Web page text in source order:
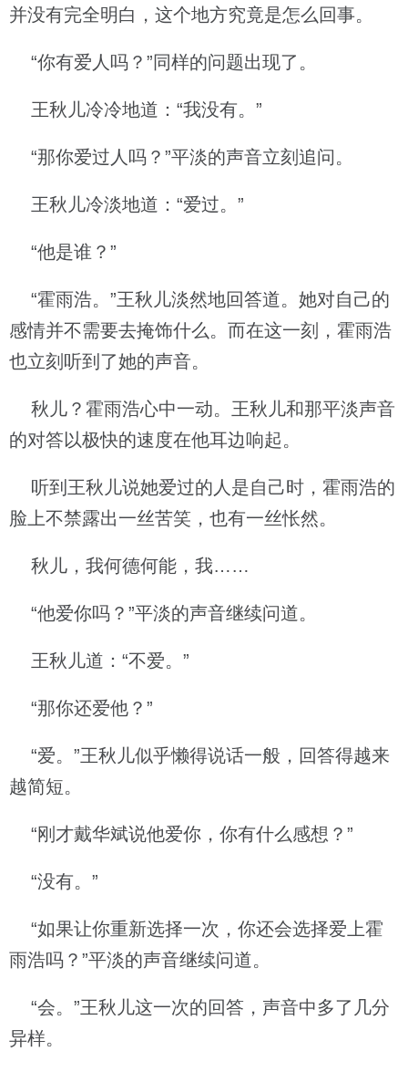
并没有完全明白，这个地方究竟是怎么回事。
“你有爱人吗？”同样的问题出现了。
王秋儿冷冷地道：“我没有。”
“那你爱过人吗？”平淡的声音立刻追问。
王秋儿冷淡地道：“爱过。”
“他是谁？”
“霍雨浩。”王秋儿淡然地回答道。她对自己的
感情并不需要去掩饰什么。而在这一刻，霍雨浩
也立刻听到了她的声音。
秋儿？霍雨浩心中一动。王秋儿和那平淡声音
的对答以极快的速度在他耳边响起。
听到王秋儿说她爱过的人是自己时，霍雨浩的
脸上不禁露出一丝苦笑，也有一丝怅然。
秋儿，我何德何能，我……
“他爱你吗？”平淡的声音继续问道。
王秋儿道：“不爱。”
“那你还爱他？”
“爱。”王秋儿似乎懒得说话一般，回答得越来
越简短。
“刚才戴华斌说他爱你，你有什么感想？”
“没有。”
“如果让你重新选择一次，你还会选择爱上霍
雨浩吗？”平淡的声音继续问道。
“会。”王秋儿这一次的回答，声音中多了几分
异样。